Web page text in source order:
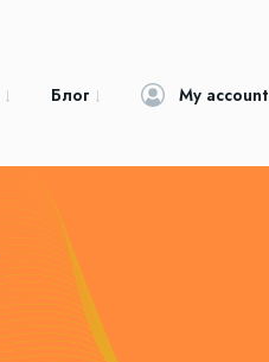
Блог My account